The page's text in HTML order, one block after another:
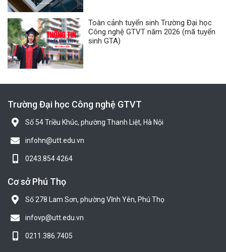
Toàn cảnh tuyển sinh Trường Đại học
Công nghệ GTVT năm 2026 (mã tuyển
sinh GTA)
Trường Đại học Công nghệ GTVT
Số 54 Triều Khúc, phường Thanh Liệt, Hà Nội
infohn@utt.edu.vn
0243.854 4264
Cơ sở Phú Thọ
Số 278 Lam Sơn, phường Vĩnh Yên, Phú Thọ
infovp@utt.edu.vn
0211.386.7405